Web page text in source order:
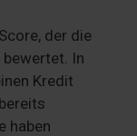
der die
In
Kredit
haben